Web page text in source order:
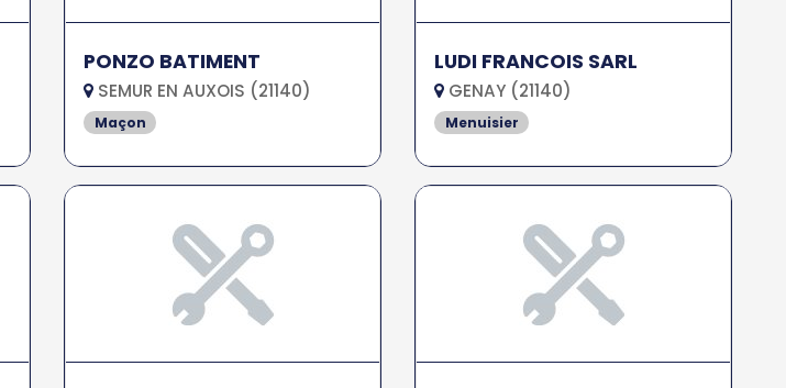
PONZO BATIMENT
SEMUR EN AUXOIS (21140)
Maçon
LUDI FRANCOIS SARL
GENAY (21140)
Menuisier